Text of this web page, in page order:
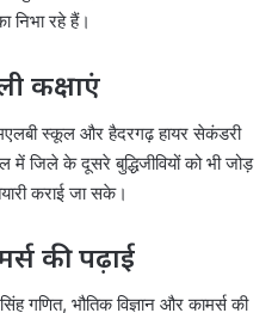
निभा रहे हैं।
कक्षाएं
स्कूल और हैदरगढ़ हायर सेकंडरी
जिले के दूसरे बुद्धिजीवियों को भी जोड़
कराई जा सके।
की पढ़ाई
गणित, भौतिक विज्ञान और कामर्स की